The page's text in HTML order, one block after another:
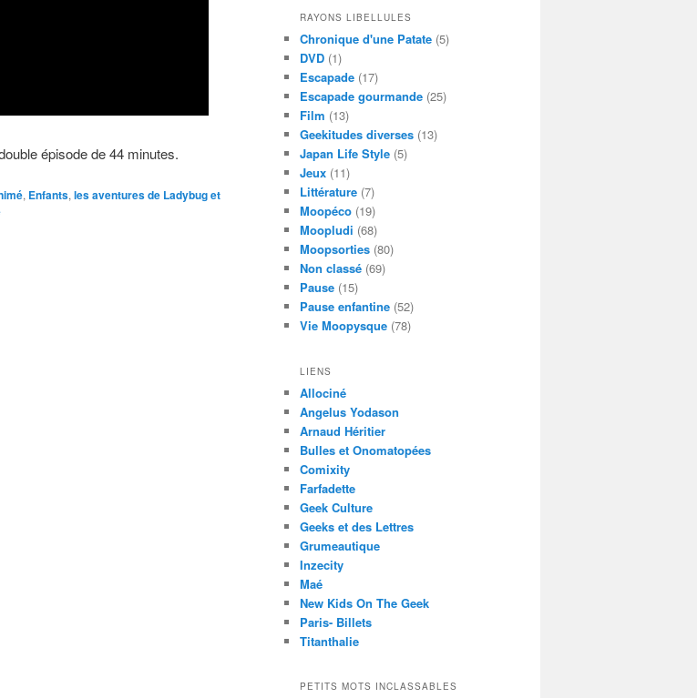
épisode de 44 minutes.
, Enfants,les aventures de Ladybug et
RAYONS LIBELLULES
Chronique d'une Patate (5)
DVD (1)
Escapade (17)
Escapade gourmande (25)
Film (13)
Geekitudes diverses (13)
Japan Life Style (5)
Jeux (11)
Littérature (7)
Moopéco (19)
Moopludi (68)
Moopsorties (80)
Non classé (69)
Pause (15)
Pause enfantine (52)
Vie Moopysque (78)
LIENS
Allociné
Angelus Yodason
Arnaud Héritier
Bulles et Onomatopées
Comixity
Farfadette
Geek Culture
Geeks et des Lettres
Grumeautique
Inzecity
Maé
New Kids On The Geek
Paris- Billets
Titanthalie
PETITS MOTS INCLASSABLES